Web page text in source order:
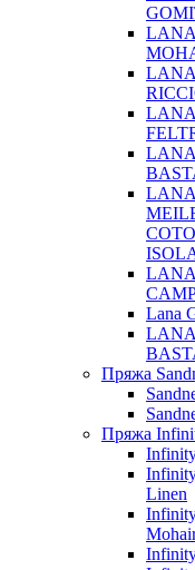
Lana
Пряжа
Пряжа
Linen